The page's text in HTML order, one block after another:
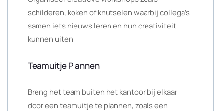
schilderen, koken of knutselen waarbij collega’s
samen iets nieuws leren en hun creativiteit
kunnen uiten.
Teamuitje Plannen
Breng het team buiten het kantoor bij elkaar
door een teamuitje te plannen, zoals een